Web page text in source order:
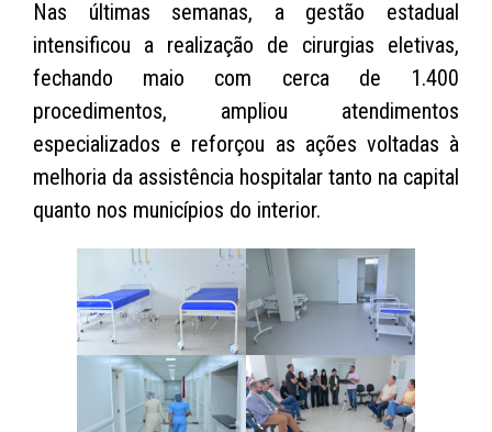
Nas últimas semanas, a gestão estadual
intensificou a realização de cirurgias eletivas,
fechando maio com cerca de 1.400
procedimentos, ampliou atendimentos
especializados e reforçou as ações voltadas à
melhoria da assistência hospitalar tanto na capital
quanto nos municípios do interior.